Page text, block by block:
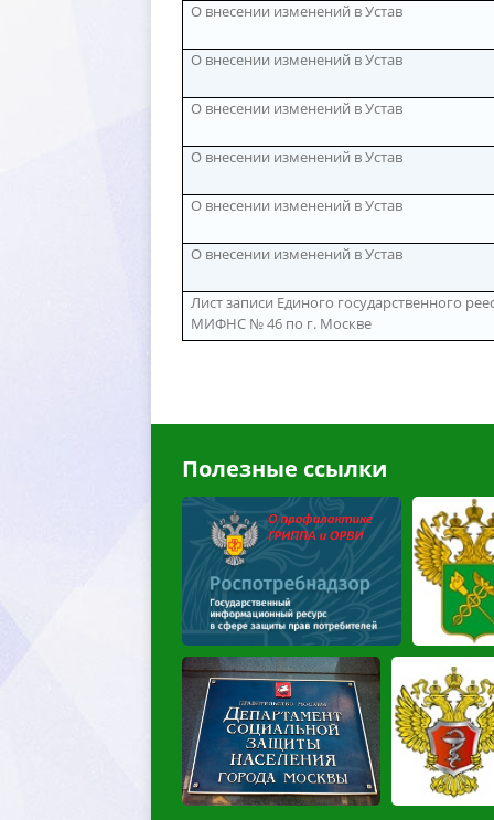
О внесении изменений в Уста
О внесении изменений в Уста
О внесении изменений в Уста
О внесении изменений в Уста
О внесении изменений в Уста
О внесении изменений в Уста
Лист записи Единого государственного
МИФНС № 46 по г. Москве
Полезные ссылки